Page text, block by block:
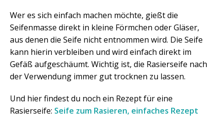
Wer es sich einfach machen möchte, gießt die
Seifenmasse direkt in kleine Förmchen oder Gläser,
aus denen die Seife nicht entnommen wird. Die Seife
kann hierin verbleiben und wird einfach direkt im
Gefäß aufgeschäumt. Wichtig ist, die Rasierseife nach
der Verwendung immer gut trocknen zu lassen.
Und hier findest du noch ein Rezept für eine
Rasierseife: Seife zum Rasieren, einfaches Rezept